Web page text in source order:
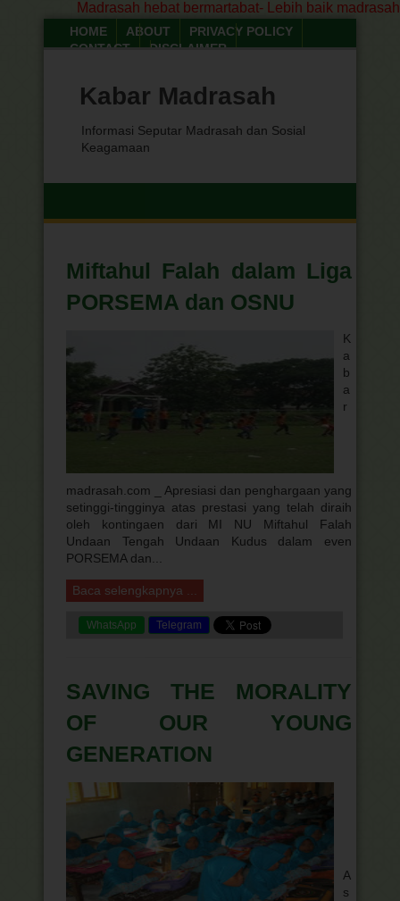
Madrasah hebat bermartabat- Lebih baik madrasah -
HOME ABOUT
PRIVACY POLICY
CONTACT
DISCLAIMER
Kamis, 06 Agustus 2026
Kabar Madrasah
Informasi Seputar Madrasah dan Sosial
Keagamaan
Miftahul Falah dalam Liga
PORSEMA dan OSNU
K
a
b
a
r
madrasah.com _ Apresiasi dan penghargaan yang
setinggi-tingginya atas prestasi yang telah diraih
oleh kontingaen dari MI NU Miftahul Falah
Undaan Tengah Undaan Kudus dalam even
PORSEMA dan...
Baca selengkapnya ...
WhatsApp Telegram
SAVING THE MORALITY
OF OUR YOUNG
GENERATION
A
s